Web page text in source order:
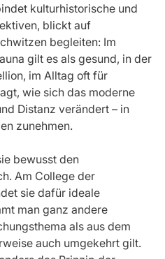
kulturhistorische und
blickt auf
begleiten: Im
gilt es als gesund, in der
im Alltag oft für
wie sich das moderne
Distanz verändert – in
zunehmen.
bewusst den
Am College der
sie dafür ideale
man ganz andere
als aus dem
auch umgekehrt gilt.